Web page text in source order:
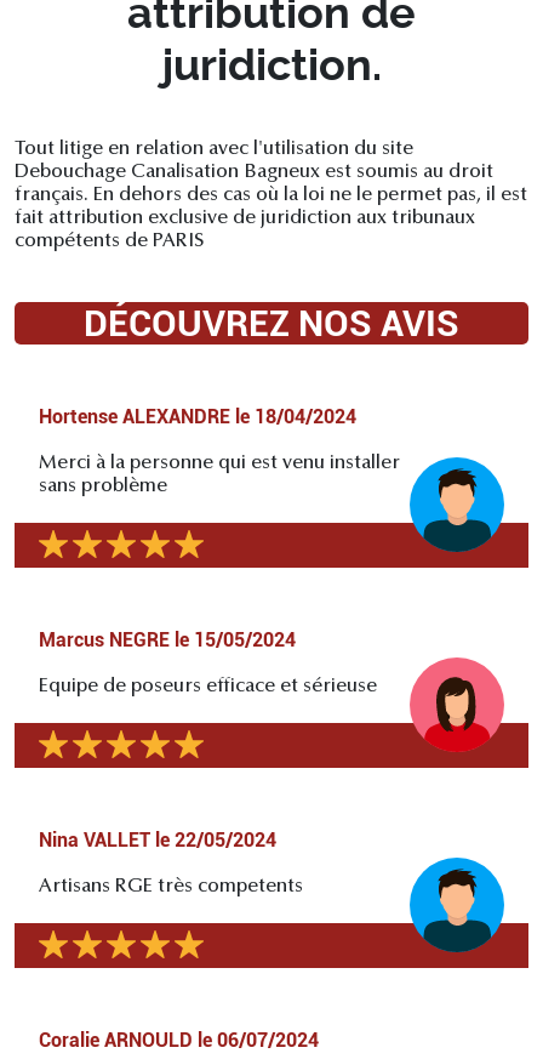
attribution de
juridiction.
Tout litige en relation avec l'utilisation du site
Debouchage Canalisation Bagneux est soumis au droit
français. En dehors des cas où la loi ne le permet pas, il est
fait attribution exclusive de juridiction aux tribunaux
compétents de PARIS
DÉCOUVREZ NOS AVIS
Hortense ALEXANDRE le 18/04/2024
Merci à la personne qui est venu installer
sans problème
Marcus NEGRE le 15/05/2024
Equipe de poseurs efficace et sérieuse
Nina VALLET le 22/05/2024
Artisans RGE très competents
Coralie ARNOULD le 06/07/2024